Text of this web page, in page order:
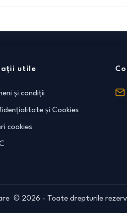
utile
și condiții
și Cookies
cookies
© 2026 - Toate drepturile